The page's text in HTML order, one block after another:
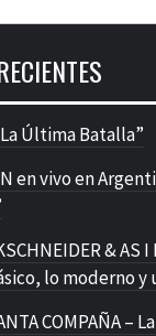
Última Batalla”
en vivo en
& AS I
lo moderno y
COMPAÑA –